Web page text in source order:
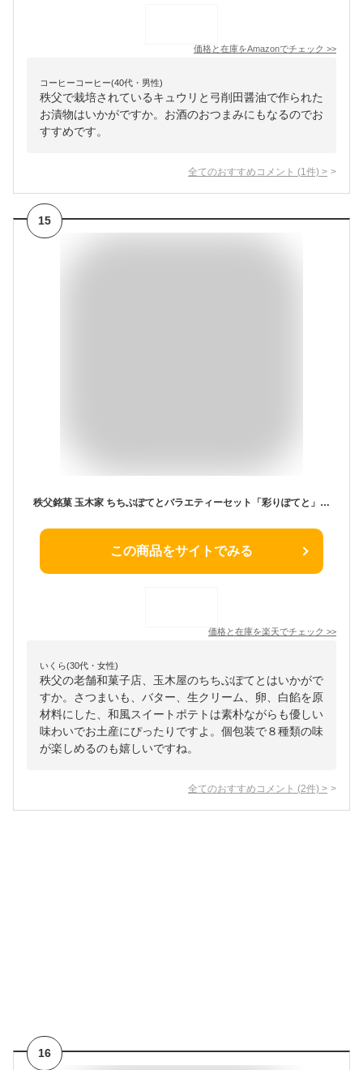
価格と在庫をAmazonでチェック >>
コーヒーコーヒー(40代・男性)
秩父で栽培されているキュウリと弓削田醤油で作られた
お漬物はいかがですか。お酒のおつまみにもなるのでお
すすめです。
全てのおすすめコメント (1 件) >
15
秩父銘菓 玉木家 ちちぶぽてとバラエティーセット「彩りぽてと」 8個入 和風スイートポテト【産直グルメ】[秩父 ポテト お土産]
この商品をサイトでみる
価格と在庫を楽天でチェック >>
いくら(30代・女性)
秩父の老舗和菓子店、玉木屋のちちぶぽてとはいかがで
すか。さつまいも、バター、生クリーム、卵、白餡を原
材料にした、和風スイートポテトは素朴ながらも優しい
味わいでお土産にぴったりですよ。個包装で８種類の味
が楽しめるのも嬉しいですね。
全てのおすすめコメント (2件) >
16